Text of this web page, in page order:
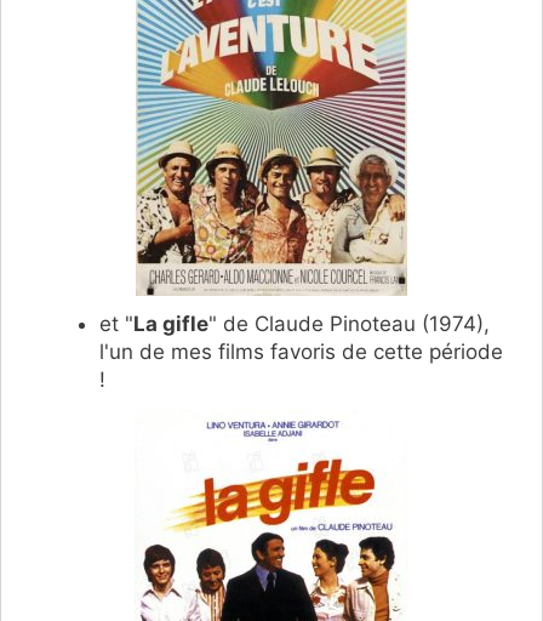
et "La gifle" de Claude Pinoteau (1974),
l'un de mes films favoris de cette période
!